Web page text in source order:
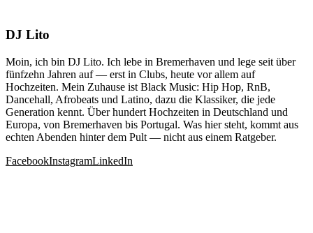
DJ Lito
Moin, ich bin DJ Lito. Ich lebe in Bremerhaven und lege seit über
fünfzehn Jahren auf — erst in Clubs, heute vor allem auf
Hochzeiten. Mein Zuhause ist Black Music: Hip Hop, RnB,
Dancehall, Afrobeats und Latino, dazu die Klassiker, die jede
Generation kennt. Über hundert Hochzeiten in Deutschland und
Europa, von Bremerhaven bis Portugal. Was hier steht, kommt aus
echten Abenden hinter dem Pult — nicht aus einem Ratgeber.
FacebookInstagramLinkedIn